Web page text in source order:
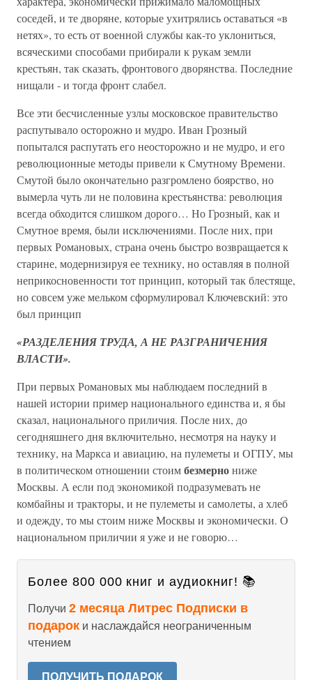
соседей, и те дворяне, которые ухитрялись оставаться «в
нетях», то есть от военной службы как-то уклониться,
всяческими способами прибирали к рукам земли
крестьян, так сказать, фронтового дворянства. Последние
нищали - и тогда фронт слабел.
Все эти бесчисленные узлы московское правительство
распутывало осторожно и мудро. Иван Грозный
попытался распутать его неосторожно и не мудро, и его
революционные методы привели к Смутному Времени.
Смутой было окончательно разгромлено боярство, но
вымерла чуть ли не половина крестьянства: революция
всегда обходится слишком дорого… Но Грозный, как и
Смутное время, были исключениями. После них, при
первых Романовых, страна очень быстро возвращается к
старине, модернизируя ее технику, но оставляя в полной
неприкосновенности тот принцип, который так блестяще,
но совсем уже мельком сформулировал Ключевский: это
был принцип
«РАЗДЕЛЕНИЯ ТРУДА, А НЕ РАЗГРАНИЧЕНИЯ
ВЛАСТИ».
При первых Романовых мы наблюдаем последний в
нашей истории пример национального единства и, я бы
сказал, национального приличия. После них, до
сегодняшнего дня включительно, несмотря на науку и
технику, на Маркса и авиацию, на пулеметы и ОГПУ, мы
в политическом отношении стоимбезмернониже
Москвы. А если под экономикой подразумевать не
комбайны и тракторы, и не пулеметы и самолеты, а хлеб
и одежду, то мы стоим ниже Москвы и экономически. О
национальном приличии я уже и не говорю…
Более 800 000 книг и аудиокниг! 📚
Получи 2 месяца Литрес Подписки в
подарок и наслаждайся неограниченным
чтением
ПОЛУЧИТЬ ПОДАРОК